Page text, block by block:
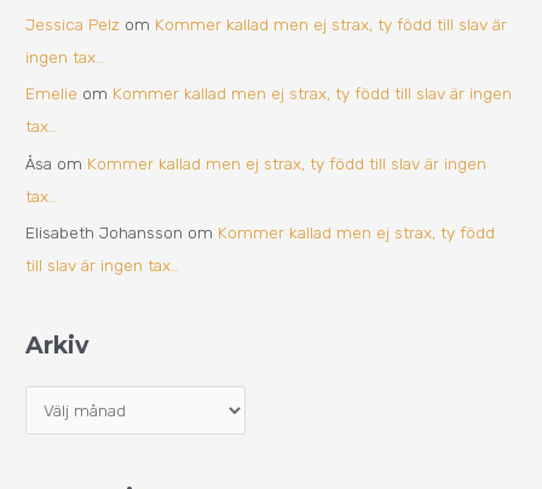
Jessica Pelz om Kommer kallad men ej strax, ty född till slav är
ingen tax…
Emelie om Kommer kallad men ej strax, ty född till slav är ingen
tax…
Åsa om Kommer kallad men ej strax, ty född till slav är ingen
tax…
Elisabeth Johansson om Kommer kallad men ej strax, ty född
till slav är ingen tax…
Arkiv